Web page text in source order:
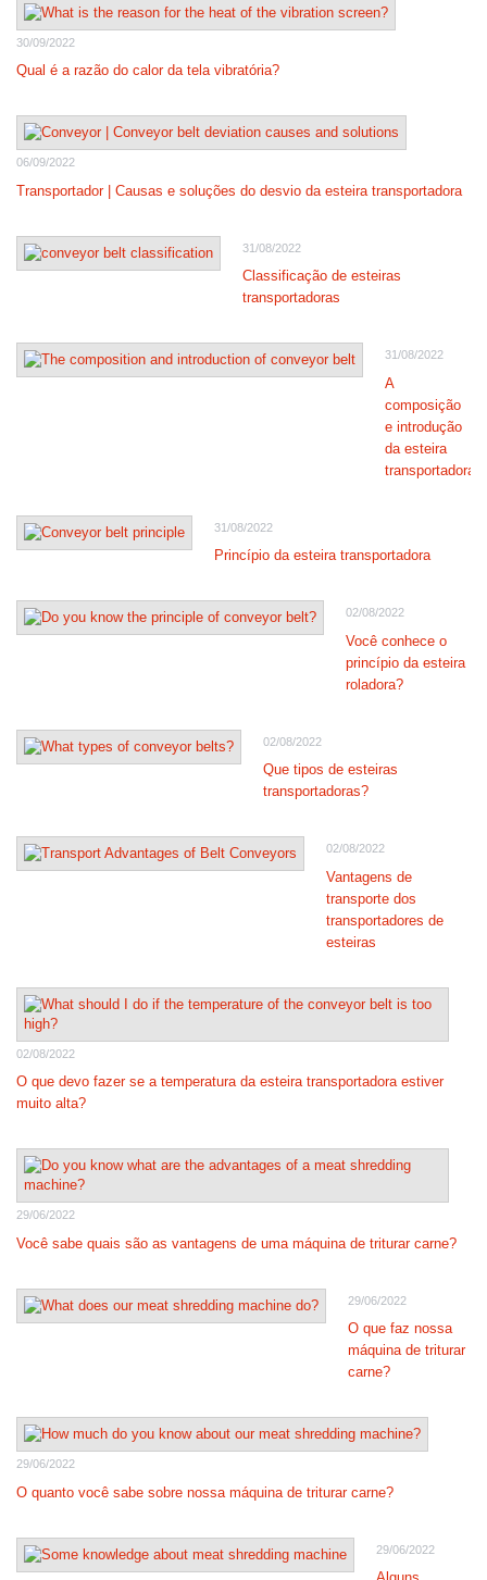
30/09/2022
Qual é a razão do calor da tela vibratória?
06/09/2022
Transportador | Causas e soluções do desvio da esteira transportadora
31/08/2022
Classificação de esteiras
transportadoras
31/08/2022
A
composição
e introdução
da esteira
transportadora
31/08/2022
Princípio da esteira transportadora
02/08/2022
Você conhece o
princípio da esteira
roladora?
02/08/2022
Que tipos de esteiras
transportadoras?
02/08/2022
Vantagens de
transporte dos
transportadores de
esteiras
02/08/2022
O que devo fazer se a temperatura da esteira transportadora estiver
muito alta?
29/06/2022
Você sabe quais são as vantagens de uma máquina de triturar carne?
29/06/2022
O que faz nossa
máquina de triturar
carne?
29/06/2022
O quanto você sabe sobre nossa máquina de triturar carne?
29/06/2022